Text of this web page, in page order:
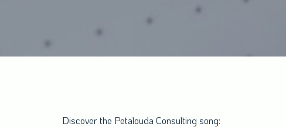
Discover the Petalouda Consulting song: